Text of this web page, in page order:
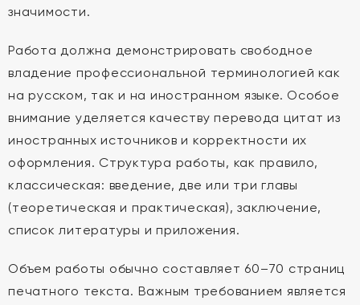
значимости.
Работа должна демонстрировать свободное
владение профессиональной терминологией как
на русском, так и на иностранном языке. Особое
внимание уделяется качеству перевода цитат из
иностранных источников и корректности их
оформления. Структура работы, как правило,
классическая: введение, две или три главы
(теоретическая и практическая), заключение,
список литературы и приложения.
Объем работы обычно составляет 60–70 страниц
печатного текста. Важным требованием является